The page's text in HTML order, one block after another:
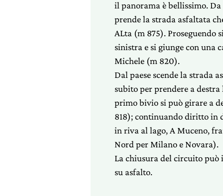
il panorama è bellissimo.
prende la strada asfaltata
ALta (m 875). Proseguendo
sinistra e si giunge con una
Michele (m 820).
Dal paese scende la strada
subito per prendere a
primo bivio si può girare a
818); continuando diritto in
in riva al lago, A Muceno,
Nord per Milano e Novara).
La chiusura del circuito può
su asfalto.